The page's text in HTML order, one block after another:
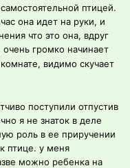
птицей.
она идет на руки, и
что это она, вдруг
очень громко начинает
видимо скучает
поступили отпустив
я не знаток в деле
роль в ее приручении
птице. у меня
можно ребенка на